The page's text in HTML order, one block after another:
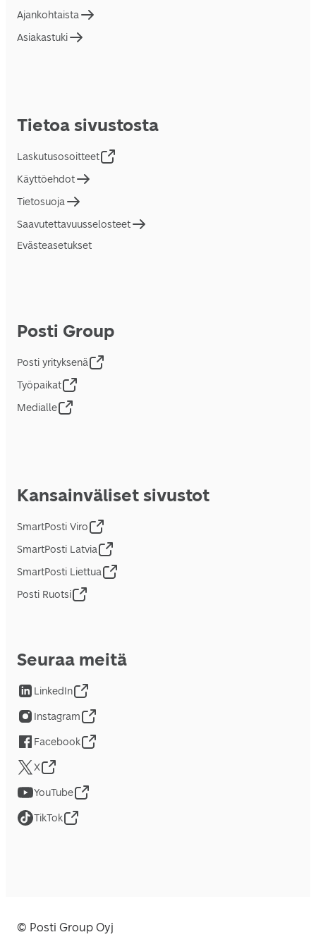
Ajankohtaista
Asiakastuki
Tietoa sivustosta
Laskutusosoitteet
Käyttöehdot
Tietosuoja
Saavutettavuusselosteet
Evästeasetukset
Posti Group
Posti yrityksenä
Työpaikat
Medialle
Kansainväliset sivustot
SmartPosti Viro
SmartPosti Latvia
SmartPosti Liettua
Posti Ruotsi
Seuraa meitä
LinkedIn
Instagram
Facebook
X
YouTube
TikTok
© Posti Group Oyj